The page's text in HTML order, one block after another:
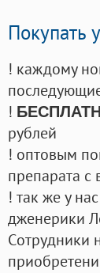
Покупать
! каждому
!
рублей
! оптовым
препарата с
! так же у
дженерики
Cотрудники